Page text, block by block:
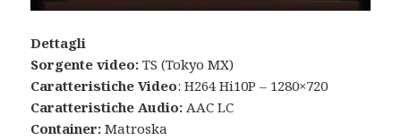
Dettagli
Sorgente video:TS (Tokyo MX)
Caratteristiche Video: H264 Hi10P – 1280×720
Caratteristiche Audio: AAC LC
Container: Matroska